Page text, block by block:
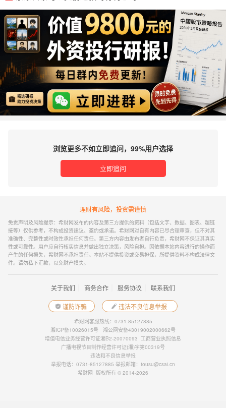
浏览更多不如立即追问，99%用户选择
立即追问
理财有风险，投资需谨慎
免责声明及风险提示：希财网发布的内容及第三方提供的资料（包括文字、数据、图表、超链
接等）仅供参考，不构成投资建议、邀约或承诺。希财网对自有内容已尽合理审查，但不对其
准确性、完整性或时效性承担任何责任。第三方内容由发布者自行负责，希财网不保证其真实
性或可靠性。用户应自行核实信息并做出独立决策，风险自担。因依据本站内容进行的操作而
产生的任何损失，希财网不承担责任。本站不提供投资或交易担保，所提供资料不构成法律文
件。请勿私下汇款，以免财产损失。
关于我们 商务合作 服务协议 联系我们
谨防诈骗 违法不良信息举报
希财网客服热线：0731-85127885
湘ICP备10026015号
湘公网安备43019002000662号
增值电信业务经营许可证湘B2-20070093 工商营业执照信息
广播电视节目制作经营许可证(湘)字第00319号
违法和不良信息举报
举报电话：0731-85127885 举报邮箱：tousu@csai.cn
希财网 版权所有 © 2014-2026